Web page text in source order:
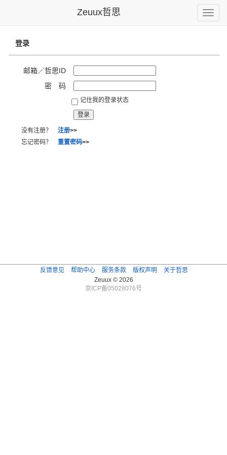
Toggle
Zeuux哲思
登录
邮箱／哲思ID
密 码
记住我的登录状态
没有注册？ 注册>>
忘记密码？ 重置密码>>
反馈意见 帮助中心 服务条款 版权声明
关于哲思
Zeuux © 2026
京ICP备05028076号